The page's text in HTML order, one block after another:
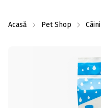
Acasă Pet Shop Câini